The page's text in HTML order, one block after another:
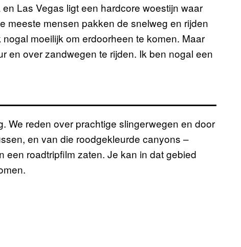
Las Vegas ligt een hardcore woestijn waar
meeste mensen pakken de snelweg en rijden
moeilijk om erdoorheen te komen. Maar
en over zandwegen te rijden. Ik ben nogal een
We reden over prachtige slingerwegen en door
en van die roodgekleurde canyons –
een roadtripfilm zaten. Je kan in dat gebied